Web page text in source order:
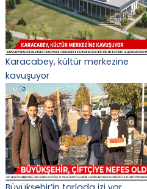
Karacabey, kültür merkezine
kavuşuyor